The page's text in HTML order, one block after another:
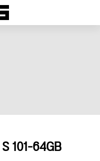
101-64GB